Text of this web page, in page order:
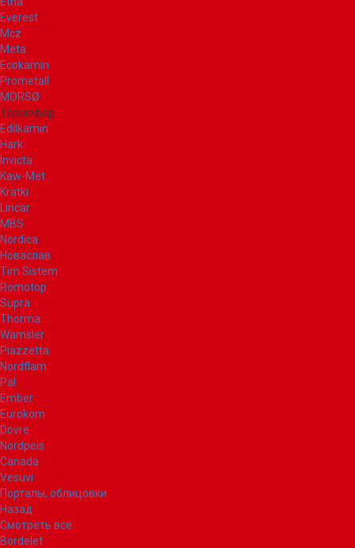
Everest
Mcz
Meta
Ecokamin
Prometall
MORSØ
Термофор
Edilkamin
Hark
Invicta
Kaw-Met
Kratki
Lincar
MBS
Nordica
Новаслав
Tim Sistem
Romotop
Supra
Thorma
Wamsler
Piazzetta
Nordflam
Pal
Ember
Eurokom
Dovre
Nordpeis
Canada
Vesuvi
Порталы, облицовки
Назад
Смотреть все
Bordelet